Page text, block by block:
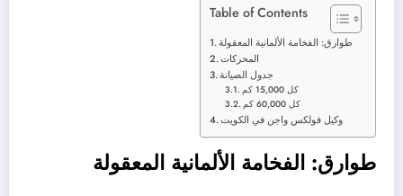
Table of Contents
طوارق: الفخامة الألمانية المعقولة
المحركات
جدول الصيانة
كل 15,000 كم
كل 60,000 كم
وكيل فولكس واجن في الكويت
طوارق: الفخامة الألمانية المعقولة